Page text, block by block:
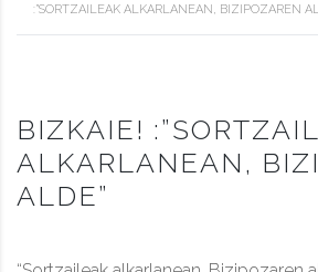
:”SORTZAILEAK ALKARLANEAN, BIZIPOZAREN
BIZKAIE!
ALKARLANEAN,
ALDE”